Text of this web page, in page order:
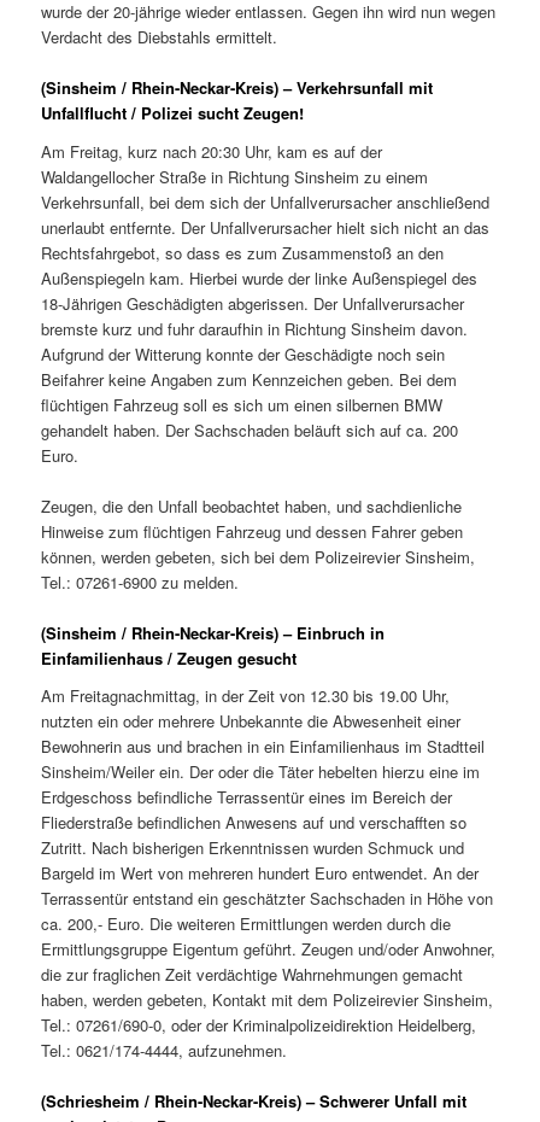
wurde der 20-jährige wieder entlassen. Gegen ihn wird nun wegen
Verdacht des Diebstahls ermittelt.
(Sinsheim / Rhein-Neckar-Kreis) – Verkehrsunfall mit
Unfallflucht / Polizei sucht Zeugen!
Am Freitag, kurz nach 20:30 Uhr, kam es auf der
Waldangellocher Straße in Richtung Sinsheim zu einem
Verkehrsunfall, bei dem sich der Unfallverursacher anschließend
unerlaubt entfernte. Der Unfallverursacher hielt sich nicht an das
Rechtsfahrgebot, so dass es zum Zusammenstoß an den
Außenspiegeln kam. Hierbei wurde der linke Außenspiegel des
18-Jährigen Geschädigten abgerissen. Der Unfallverursacher
bremste kurz und fuhr daraufhin in Richtung Sinsheim davon.
Aufgrund der Witterung konnte der Geschädigte noch sein
Beifahrer keine Angaben zum Kennzeichen geben. Bei dem
flüchtigen Fahrzeug soll es sich um einen silbernen BMW
gehandelt haben. Der Sachschaden beläuft sich auf ca. 200
Euro.
Zeugen, die den Unfall beobachtet haben, und sachdienliche
Hinweise zum flüchtigen Fahrzeug und dessen Fahrer geben
können, werden gebeten, sich bei dem Polizeirevier Sinsheim,
Tel.: 07261-6900 zu melden.
(Sinsheim / Rhein-Neckar-Kreis) – Einbruch in
Einfamilienhaus / Zeugen gesucht
Am Freitagnachmittag, in der Zeit von 12.30 bis 19.00 Uhr,
nutzten ein oder mehrere Unbekannte die Abwesenheit einer
Bewohnerin aus und brachen in ein Einfamilienhaus im Stadtteil
Sinsheim/Weiler ein. Der oder die Täter hebelten hierzu eine im
Erdgeschoss befindliche Terrassentür eines im Bereich der
Fliederstraße befindlichen Anwesens auf und verschafften so
Zutritt. Nach bisherigen Erkenntnissen wurden Schmuck und
Bargeld im Wert von mehreren hundert Euro entwendet. An der
Terrassentür entstand ein geschätzter Sachschaden in Höhe von
ca. 200,- Euro. Die weiteren Ermittlungen werden durch die
Ermittlungsgruppe Eigentum geführt. Zeugen und/oder Anwohner,
die zur fraglichen Zeit verdächtige Wahrnehmungen gemacht
haben, werden gebeten, Kontakt mit dem Polizeirevier Sinsheim,
Tel.: 07261/690-0, oder der Kriminalpolizeidirektion Heidelberg,
Tel.: 0621/174-4444, aufzunehmen.
(Schriesheim / Rhein-Neckar-Kreis) – Schwerer Unfall mit